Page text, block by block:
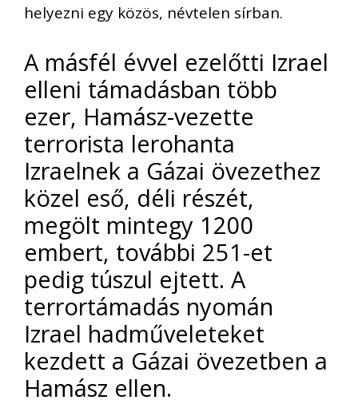
helyezni egy közös, névtelen sírban.
A másfél évvel ezelőtti Izrael
elleni támadásban több
ezer, Hamász-vezette
terrorista lerohanta
Izraelnek a Gázai övezethez
közel eső, déli részét,
megölt mintegy 1200
embert, további 251-et
pedig túszul ejtett. A
terrortámadás nyomán
Izrael hadműveleteket
kezdett a Gázai övezetben a
Hamász ellen.